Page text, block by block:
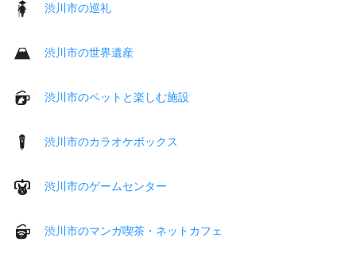
渋川市の巡礼
渋川市の世界遺産
渋川市のペットと楽しむ施設
渋川市のカラオケボックス
渋川市のゲームセンター
渋川市のマンガ喫茶・ネットカフェ